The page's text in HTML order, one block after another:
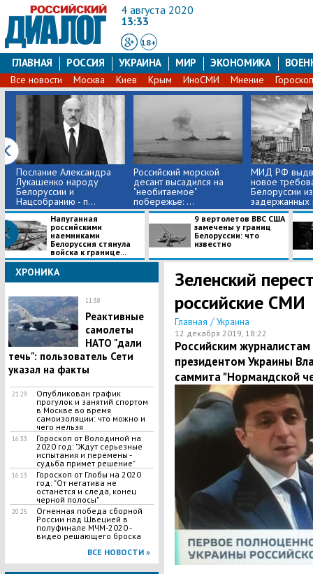
4 августа 2020
13:33
18+
ГЛАВНАЯ РОССИЯ УКРАИНА МИР ЭКОНОМИКА
Все новости Москва Киев Крым ИноСМИ Мнение
Послание Александра
Лукашенко народу
Белоруссии и
Нацсобранию - п...
​Российский морской
десант высадился на
"необитаемое"
побережье: ...
МИД РФ
новое
Белоруссии
задержанных
​Напуганная
российскими
наемниками
Белоруссия стянула
войска к границе...
​9 вертолетов ВВС США
замечены у границ
Белоруссии: что
известно
ХРОНИКА
11:38
Реактивные
самолеты
НАТО "дали
течь": пользователь Сети
указал на факты
21:29
Опубликован график
прогулок и занятий спортом
в Москве во время
самоизоляции: что можно и
чего нельзя
16:33
Гороскоп от Володиной на
2020 год: "Ждут серьезные
испытания и перемены -
судьба примет решение"
16:13
Гороскоп от Глобы на 2020
год: "От негатива не
останется и следа, конец
черной полосы"
20:25
Огненная победа сборной
России над Швецией в
полуфинале МЧМ-2020 -
видео решающего броска
ВСЕ НОВОСТИ »
Зеленский
российские СМИ
Главная / Украина
12 декабря 2019, 18:22
Российским
президентом Украины
саммита "Нормандской